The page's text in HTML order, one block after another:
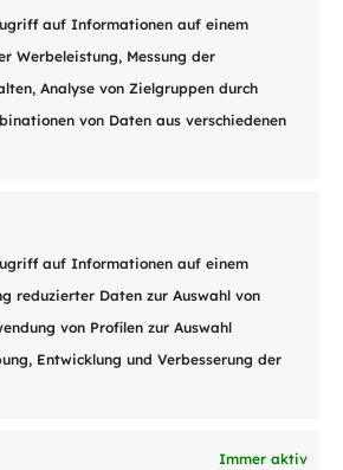
auf Informationen auf einem
Werbeleistung, Messung der
Analyse von Zielgruppen durch
von Daten aus verschiedenen
auf Informationen auf einem
reduzierter Daten zur Auswahl von
von Profilen zur Auswahl
Entwicklung und Verbesserung der
Immer aktiv
Industrie- und